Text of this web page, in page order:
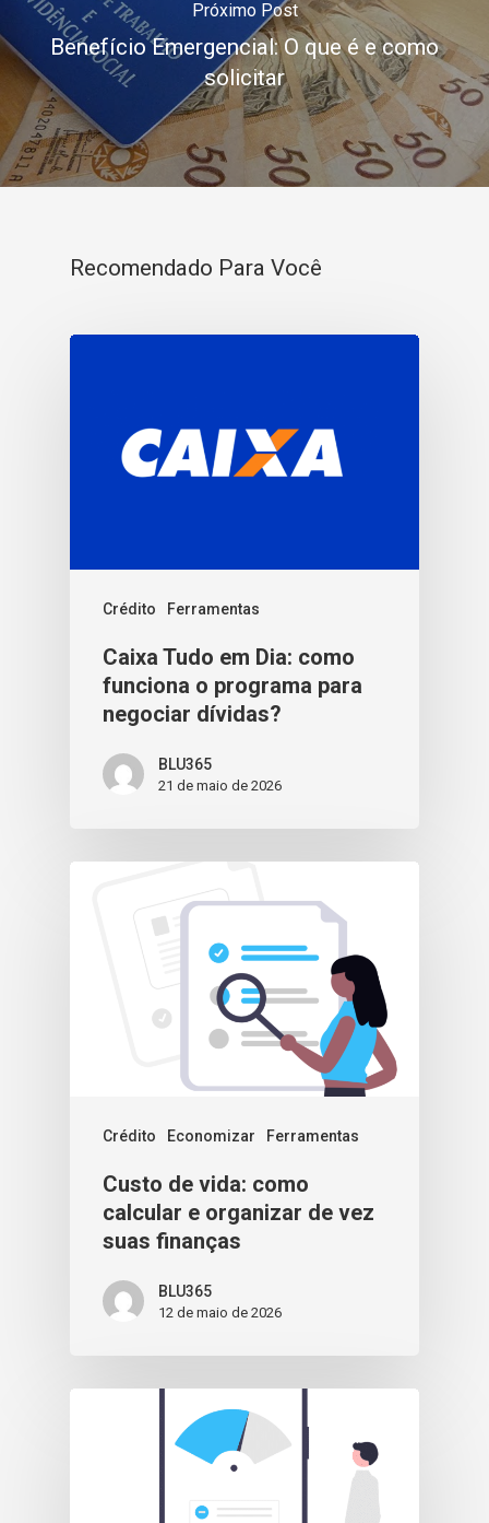
Próximo Post
Benefício Emergencial: O que é e como
solicitar
Recomendado Para Você
Crédito Ferramentas
Caixa Tudo em Dia: como
funciona o programa para
negociar dívidas?
BLU365
21 de maio de 2026
Crédito Economizar Ferramentas
Custo de vida: como
calcular e organizar de vez
suas finanças
BLU365
12 de maio de 2026